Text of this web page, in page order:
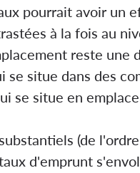
pourrait avoir un
à la fois au
reste une
situe dans des
se situe en
(de
d'emprunt